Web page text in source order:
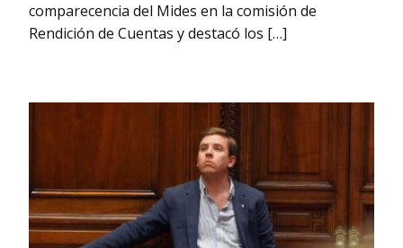
comparecencia del Mides en la comisión de
Rendición de Cuentas y destacó los […]